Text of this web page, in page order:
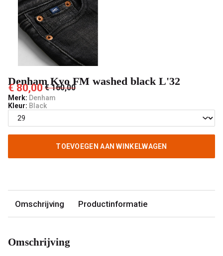
Denham Kyo FM washed black L'32
€ 80,00 € 160,00
Merk: Denham
Kleur: Black
TOEVOEGEN AAN WINKELWAGEN
Omschrijving Productinformatie
Omschrijving